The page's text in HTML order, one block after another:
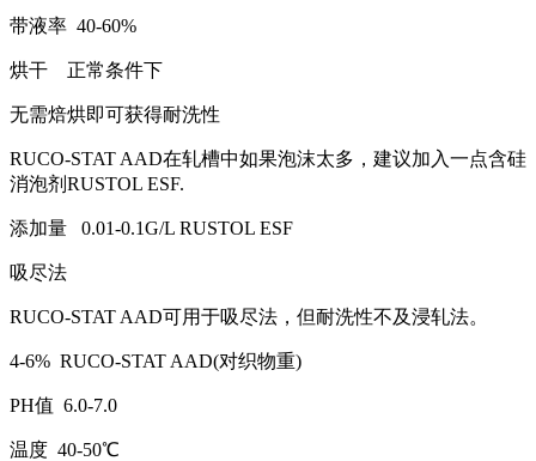
带液率 40-60%
烘干 正常条件下
无需焙烘即可获得耐洗性
RUCO-STAT AAD在轧槽中如果泡沫太多，建议加入一点含硅
消泡剂RUSTOL ESF.
添加量 0.01-0.1G/L RUSTOL ESF
吸尽法
RUCO-STAT AAD可用于吸尽法，但耐洗性不及浸轧法。
4-6% RUCO-STAT AAD(对织物重)
PH值 6.0-7.0
温度 40-50℃